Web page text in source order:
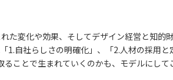
た変化や効果、そしてデザイン経営と知的
自社らしさの明確化」、「2.人材の採用
ことで生まれていくのかも、モデルにして